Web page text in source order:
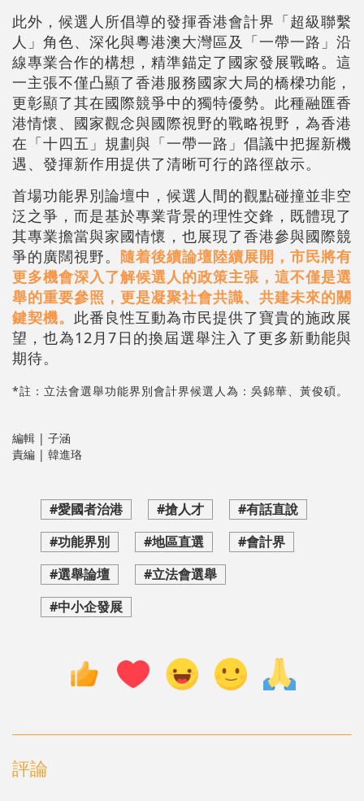
此外，候選人所倡導的發揮香港會計界「超級聯繫
人」角色、深化與粵港澳大灣區及「一帶一路」沿
線專業合作的構想，精準錨定了國家發展戰略。這
一主張不僅凸顯了香港服務國家大局的橋樑功能，
更彰顯了其在國際競爭中的獨特優勢。此種融匯香
港情懷、國家觀念與國際視野的戰略視野，為香港
在「十四五」規劃與「一帶一路」倡議中把握新機
遇、發揮新作用提供了清晰可行的路徑啟示。
首場功能界別論壇中，候選人間的觀點碰撞並非空
泛之爭，而是基於專業背景的理性交鋒，既體現了
其專業擔當與家國情懷，也展現了香港參與國際競
爭的廣闊視野。 隨着後續論壇陸續展開，市民將有
更多機會深入了解候選人的政策主張，這不僅是選
舉的重要參照，更是凝聚社會共識、共建未來的關
鍵契機。 此番良性互動為市民提供了寶貴的施政展
望，也為12月7日的換屆選舉注入了更多新動能與
期待。
*註：立法會選舉功能界別會計界候選人為：吳錦華、黃俊碩。
編輯 | 子涵
責編 | 韓進珞
#愛國者治港 #搶人才
#有話直說
#功能界別
#地區直選
#會計界
#選舉論壇
#立法會選舉
#中小企發展
評論